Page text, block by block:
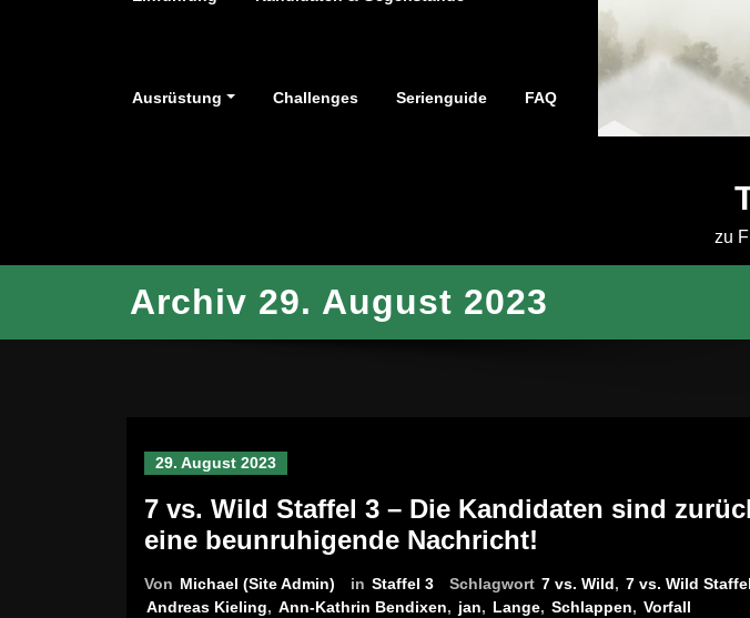
zu
Ausrüstung Challenges Serienguide FAQ
Archiv 29. August 2023
29. August 2023
7 vs. Wild Staffel 3 – Die Kandidaten sind
eine beunruhigende Nachricht!
Von Michael (Site Admin) in Staffel 3 Schlagwort 7 vs. Wild, 7 vs. Wild
Andreas Kieling, Ann-Kathrin Bendixen, jan, Lange, Schlappen, Vorfall